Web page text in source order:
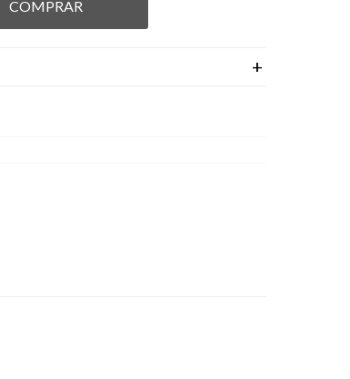
COMPRAR